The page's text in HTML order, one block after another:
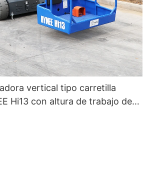
vertical tipo carretilla
Hi13 con altura de trabajo de